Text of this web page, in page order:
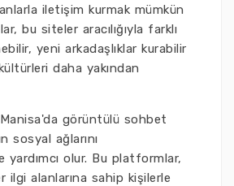
iletişim kurmak mümkün
bu siteler aracılığıyla farklı
yeni arkadaşlıklar kurabilir
daha yakından
görüntülü sohbet
sosyal ağlarını
yardımcı olur. Bu platformlar,
ilgi alanlarına sahip kişilerle